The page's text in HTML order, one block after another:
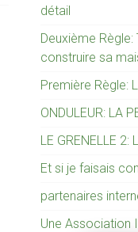
détail
Deuxième
construire sa
Première Règle:
ONDULEUR: LA
LE GRENELLE 2:
Et si je faisais
partenaires
Une Association